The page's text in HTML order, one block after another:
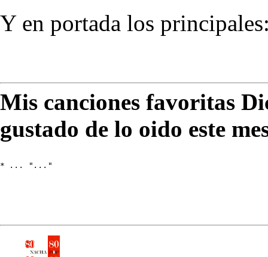
Y en portada los
Mis canciones favoritas
gustado de lo oido este
* ... "..."